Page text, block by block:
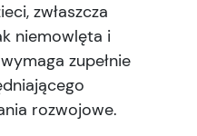
zwłaszcza
niemowlęta i
zupełnie
rozwojowe.